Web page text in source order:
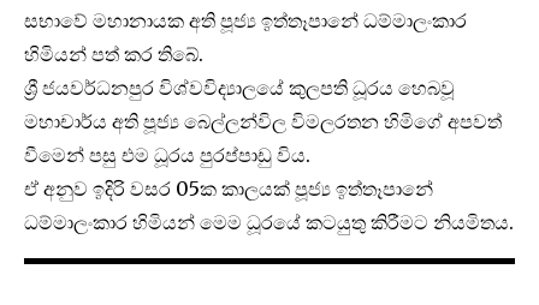
සභාවේ මහානායක අති පූජ්‍ය ඉත්තෑපානේ ධම්මාලංකාර
හිමියන් පත් කර තිබේ.
ශ්‍රී ජයවර්ධනපුර විශ්වවිද්‍යාලයේ කුලපති ධූරය හෙබවූ
මහාචාර්ය අති පූජ්‍ය බෙල්ලන්විල විමලරතන හිමිගේ අපවත්
වීමෙන් පසු එම ධූරය පුරප්පාඩු විය.
ඒ අනුව ඉදිරි වසර 05ක කාලයක් පූජ්‍ය ඉත්තෑපානේ
ධම්මාලංකාර හිමියන් මෙම ධූරයේ කටයුතු කිරීමට නියමිතය.